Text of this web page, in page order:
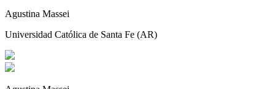
Agustina Massei
Universidad Católica de Santa Fe (AR)